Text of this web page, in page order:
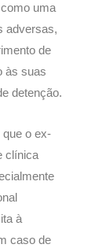
uma
adversas,
de
às suas
detenção.
o ex-
clínica
à
caso de